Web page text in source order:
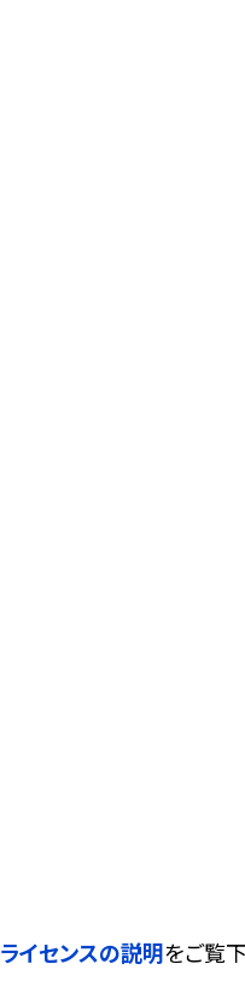
ライセンスの説明をご覧